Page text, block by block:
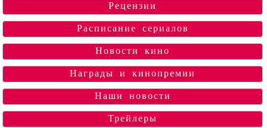
Рецензии
Расписание сериалов
Новости кино
Награды и кинопремии
Наши новости
Трейлеры